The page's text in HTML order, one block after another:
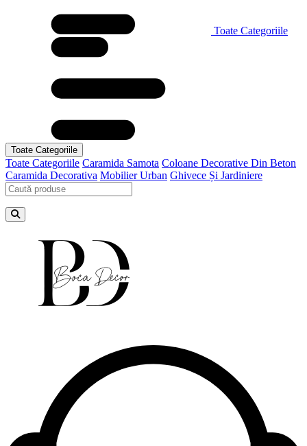
Toate Categoriile
Toate Categoriile
Toate Categoriile Caramida Samota Coloane Decorative Din Beton
Caramida Decorativa Mobilier Urban Ghivece Și Jardiniere